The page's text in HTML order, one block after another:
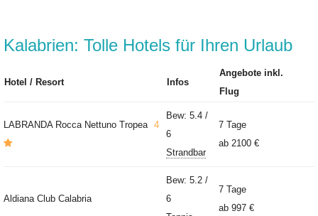
Kalabrien: Tolle Hotels für Ihren Urlaub
Hotel / Resort Infos
Angebote inkl.
Flug
LABRANDA Rocca Nettuno Tropea 4
Bew: 5.4 /
6
Strandbar
7 Tage
ab 2100 €
Aldiana Club Calabria
Bew: 5.2 /
6
7 Tage
ab 997 €